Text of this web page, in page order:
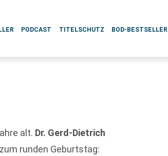
PODCAST TITELSCHUTZ BOD-BESTSELLER
alt. Dr. Gerd-Dietrich
runden Geburtstag: